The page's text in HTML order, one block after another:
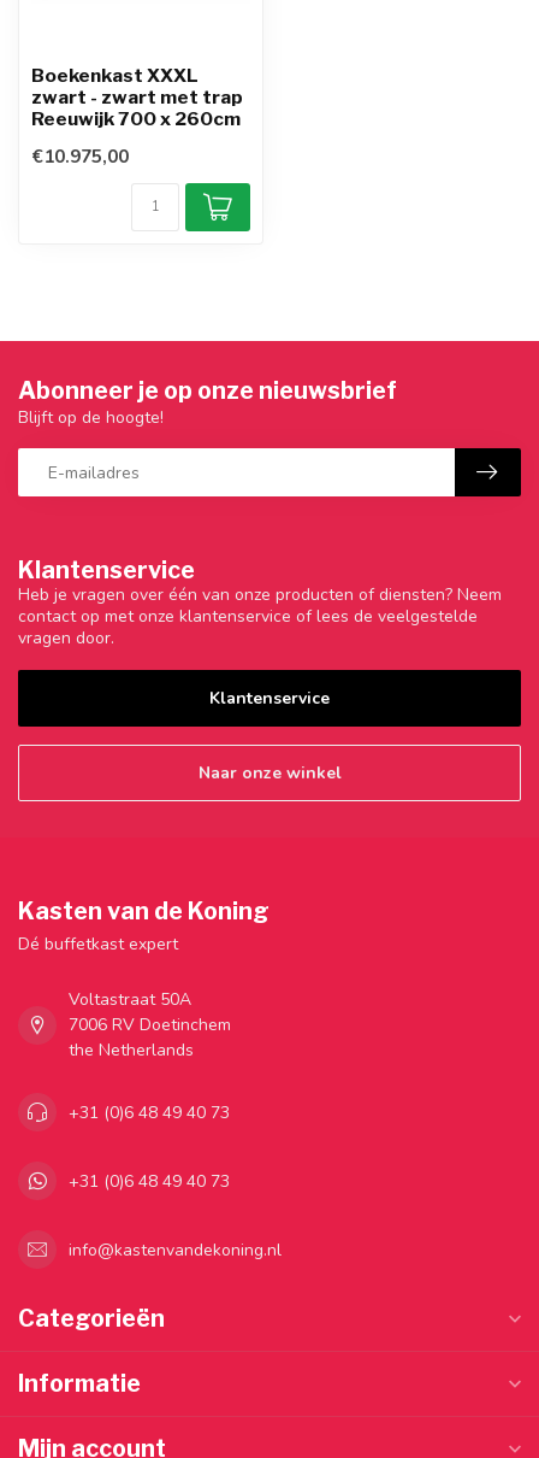
Boekenkast XXXL
zwart - zwart met trap
Reeuwijk 700 x 260cm
€10.975,00
Klantenservice
Heb je vragen over één van onze producten of diensten? Neem
contact op met onze klantenservice of lees de veelgestelde
vragen door.
Klantenservice
Naar onze winkel
Abonneer je op onze nieuwsbrief
Blijft op de hoogte!
Kasten van de Koning
Dé buffetkast expert
Voltastraat 50A
7006 RV Doetinchem
the Netherlands
+31 (0)6 48 49 40 73
+31 (0)6 48 49 40 73
info@kastenvandekoning.nl
Categorieën
Informatie
Mijn account